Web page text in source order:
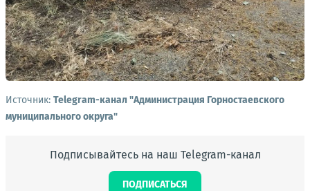
Источник: Telegram-канал "Администрация Горностаевского
муниципального округа"
Подписывайтесь на наш Telegram-канал
ПОДПИСАТЬСЯ